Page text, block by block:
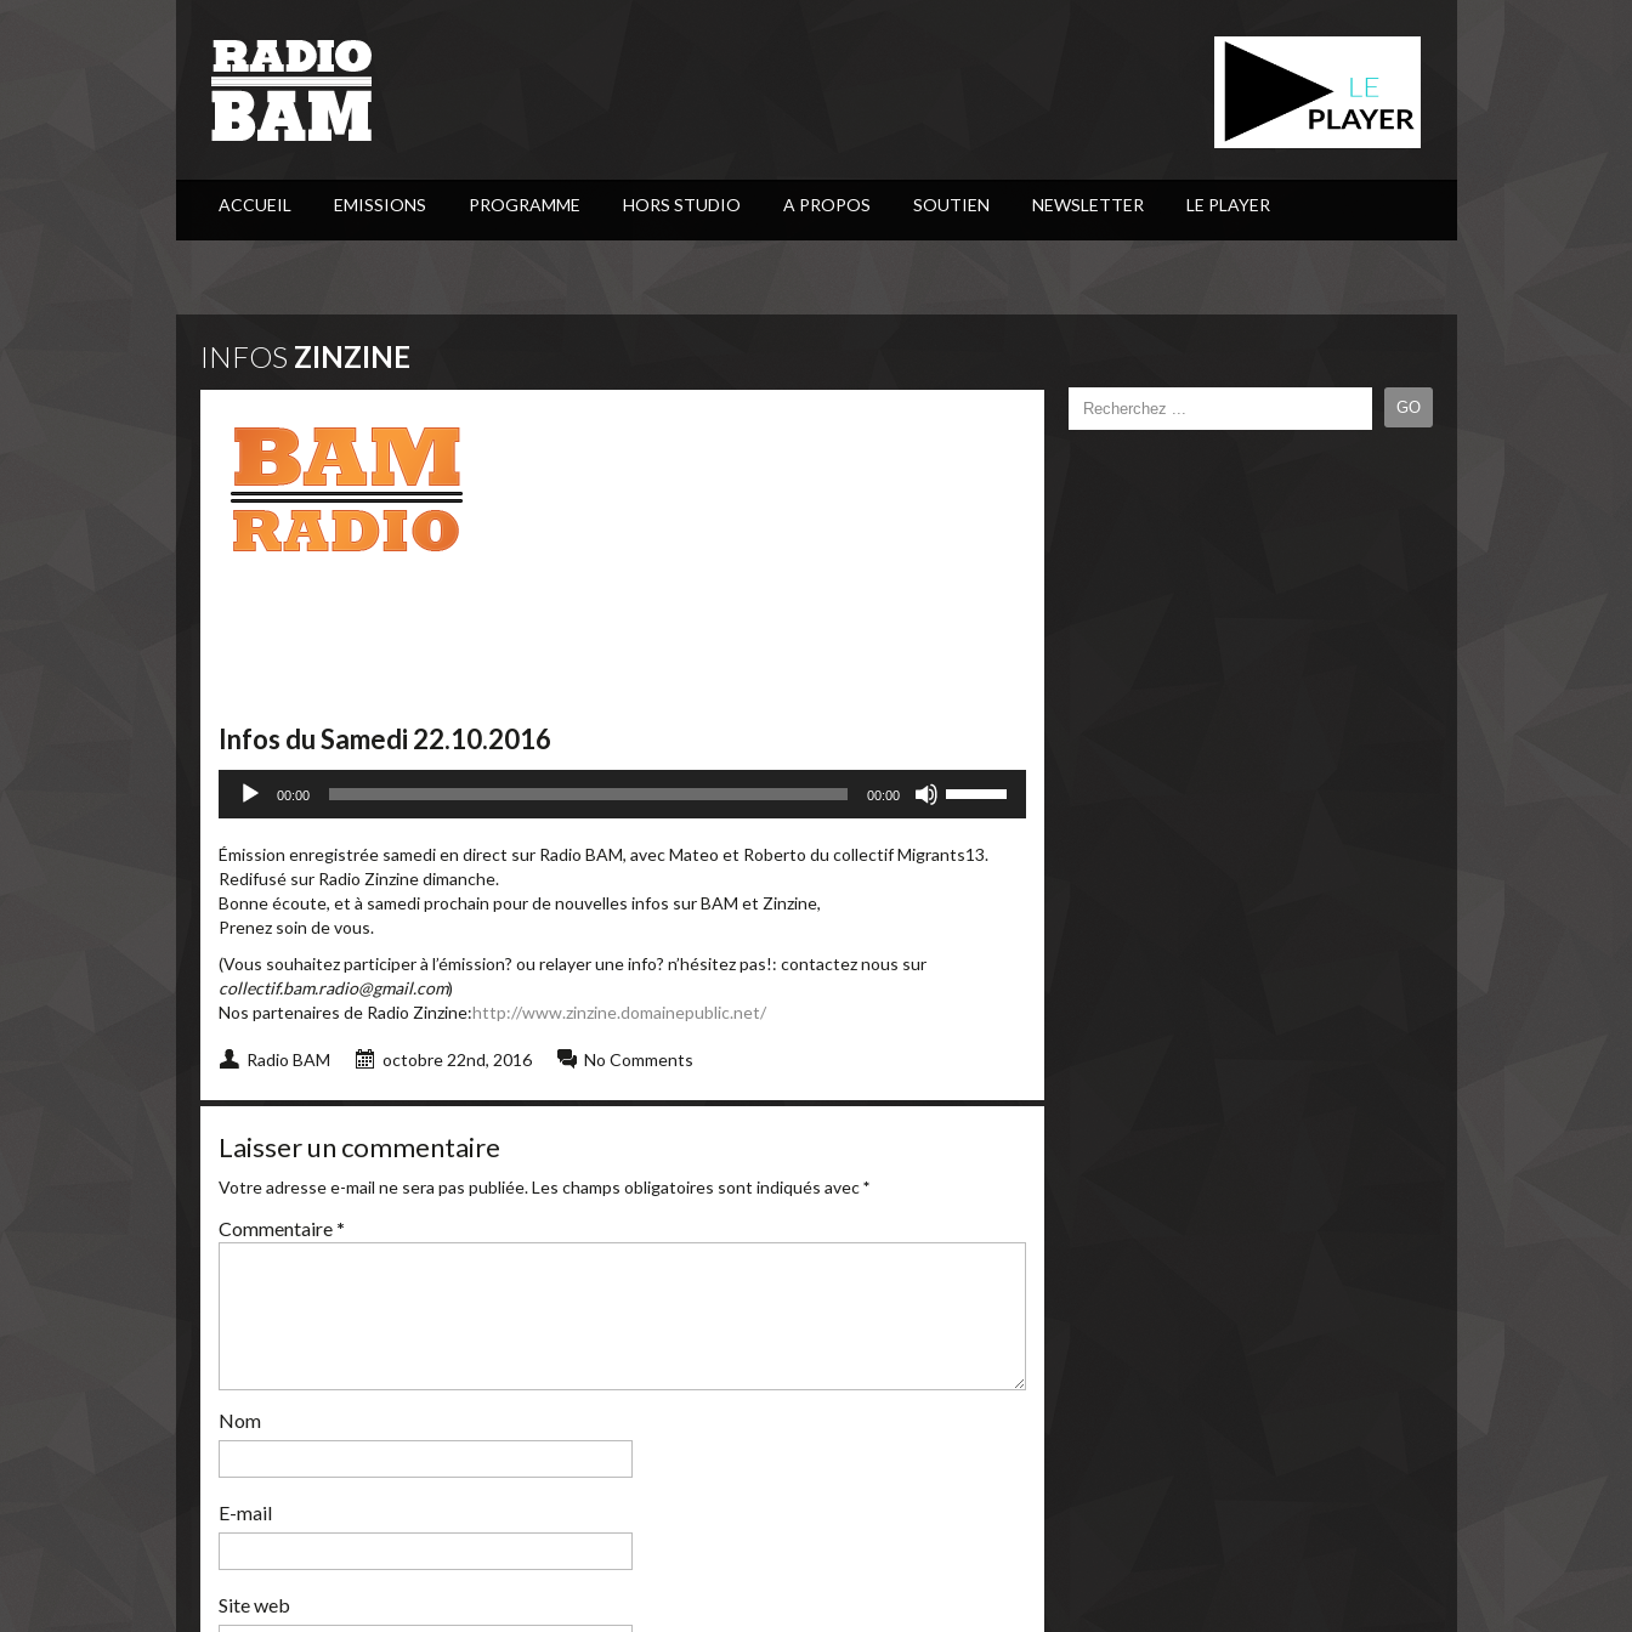
ACCUEIL EMISSIONS PROGRAMME HORS STUDIO A PROPOS SOUTIEN NEWSLETTER LE PLAYER
INFOS ZINZINE
Infos du Samedi 22.10.2016
Lecteur
audio
00:00 00:00
les
haut/bas
Émission enregistrée samedi en direct sur Radio BAM, avec Mateo et Roberto du collectif Migrants13.
Redifusé sur Radio Zinzine dimanche.
Bonne écoute, et à samedi prochain pour de nouvelles infos sur BAM et Zinzine,
Prenez soin de vous.
(Vous souhaitez participer à l’émission? ou relayer une info? n’hésitez pas!: contactez nous sur
collectif.bam.radio@gmail.com)
Nos partenaires de Radio Zinzine:http://www.zinzine.domainepublic.net/
Radio BAM octobre 22nd, 2016 No Comments
Laisser un commentaire
Votre adresse e-mail ne sera pas publiée. Les champs obligatoires sont indiqués avec*
Commentaire *
Nom
E-mail
Site web